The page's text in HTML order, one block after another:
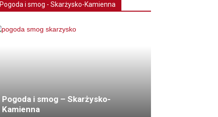
Pogoda i smog - Skarżysko-Kamienna
Pogoda i smog – Skarżysko-
Kamienna